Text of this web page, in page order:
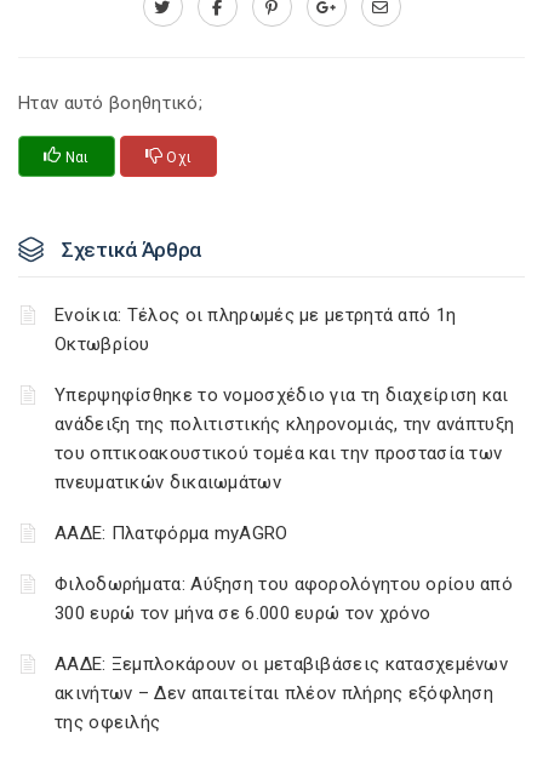
Ηταν αυτό βοηθητικό;
Ναι Οχι
Σχετικά Άρθρα
Ενοίκια: Τέλος οι πληρωμές με μετρητά από 1η
Οκτωβρίου
Υπερψηφίσθηκε το νομοσχέδιο για τη διαχείριση και
ανάδειξη της πολιτιστικής κληρονομιάς, την ανάπτυξη
του οπτικοακουστικού τομέα και την προστασία των
πνευματικών δικαιωμάτων
ΑΑΔΕ: Πλατφόρμα myAGRO
Φιλοδωρήματα: Αύξηση του αφορολόγητου ορίου από
300 ευρώ τον μήνα σε 6.000 ευρώ τον χρόνο
ΑΑΔΕ: Ξεμπλοκάρουν οι μεταβιβάσεις κατασχεμένων
ακινήτων – Δεν απαιτείται πλέον πλήρης εξόφληση
της οφειλής